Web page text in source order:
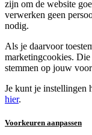
zijn om de website
verwerken geen
nodig.
Als je daarvoor
marketingcookies. Die
stemmen op jouw
Je kunt je instellingen
hier.
Voorkeuren aanpassen